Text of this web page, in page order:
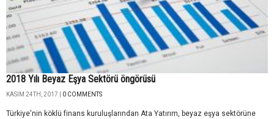
2018 Yılı Beyaz Eşya Sektörü öngörüsü
KASIM 24TH, 2017 | 0 COMMENTS
Türkiye'nin köklü finans kuruluşlarından Ata Yatırım, beyaz eşya sektörüne